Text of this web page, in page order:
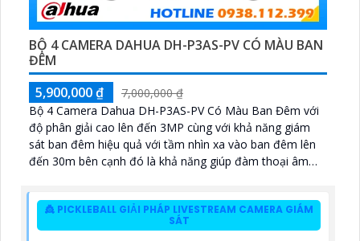
BỘ 4 CAMERA DAHUA DH-P3AS-PV CÓ MÀU BAN
ĐÊM
5,900,000 ₫
7,000,000 ₫
Bộ 4 Camera Dahua DH-P3AS-PV Có Màu Ban Đêm với
độ phân giải cao lên đến 3MP cùng với khả năng giám
sát ban đêm hiệu quả với tầm nhìn xa vào ban đêm lên
đến 30m bên cạnh đó là khả năng giúp đàm thoại âm
hiện xâm nhập
👸 PICKLEBALL GIẢI PHÁP LIVESTREAM CAMERA GIÁM
SÁT